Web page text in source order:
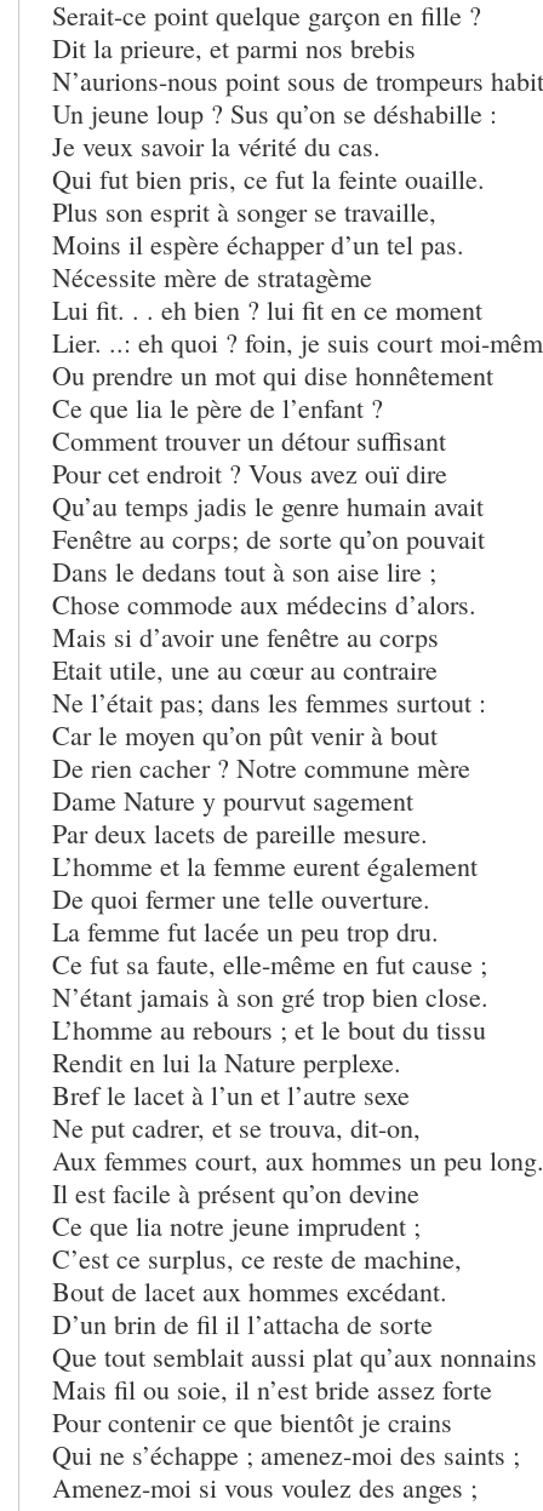
Serait-ce point quelque garçon en fille ?
Dit la prieure, et parmi nos brebis
N’aurions-nous point sous de trompeurs
Un jeune loup ? Sus qu’on se déshabille :
Je veux savoir la vérité du cas.
Qui fut bien pris, ce fut la feinte ouaille.
Plus son esprit à songer se travaille,
Moins il espère échapper d’un tel pas.
Nécessite mère de stratagème
Lui fit. . . eh bien ? lui fit en ce moment
Lier. ..: eh quoi ? foin, je suis court moi-
Ou prendre un mot qui dise honnêtement
Ce que lia le père de l’enfant ?
Comment trouver un détour suffisant
Pour cet endroit ? Vous avez ouï dire
Qu’au temps jadis le genre humain avait
Fenêtre au corps; de sorte qu’on pouvait
Dans le dedans tout à son aise lire ;
Chose commode aux médecins d’alors.
Mais si d’avoir une fenêtre au corps
Etait utile, une au cœur au contraire
Ne l’était pas; dans les femmes surtout :
Car le moyen qu’on pût venir à bout
De rien cacher ? Notre commune mère
Dame Nature y pourvut sagement
Par deux lacets de pareille mesure.
L’homme et la femme eurent également
De quoi fermer une telle ouverture.
La femme fut lacée un peu trop dru.
Ce fut sa faute, elle-même en fut cause ;
N’étant jamais à son gré trop bien close.
L’homme au rebours ; et le bout du tissu
Rendit en lui la Nature perplexe.
Bref le lacet à l’un et l’autre sexe
Ne put cadrer, et se trouva, dit-on,
Aux femmes court, aux hommes un peu long.
Il est facile à présent qu’on devine
Ce que lia notre jeune imprudent ;
C’est ce surplus, ce reste de machine,
Bout de lacet aux hommes excédant.
D’un brin de fil il l’attacha de sorte
Que tout semblait aussi plat qu’aux
Mais fil ou soie, il n’est bride assez forte
Pour contenir ce que bientôt je crains
Qui ne s’échappe ; amenez-moi des saints ;
Amenez-moi si vous voulez des anges ;